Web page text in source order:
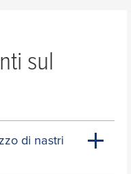
sul
di nastri